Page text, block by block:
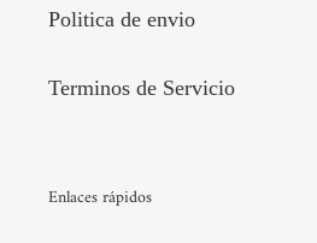
Politica de envio
Terminos de Servicio
Enlaces rápidos